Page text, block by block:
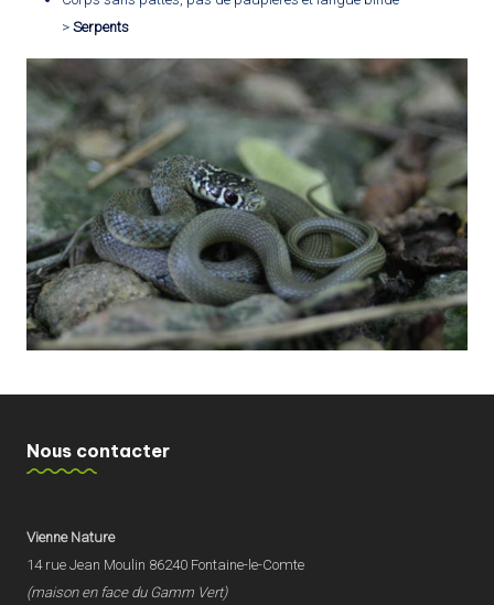
> Serpents
Nous contacter
Vienne Nature
14 rue Jean Moulin 86240 Fontaine-le-Comte
(maison en face du Gamm Vert)